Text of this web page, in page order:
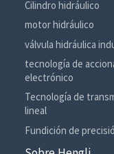
Cilindro hidráulico
motor hidráulico
válvula hidráulica
tecnología de
electrónico
Tecnología de
lineal
Fundición de